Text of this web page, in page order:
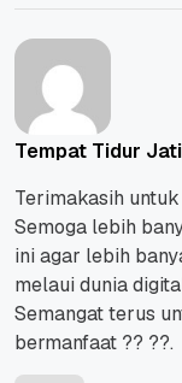
Tempat Tidur Jati
Terimakasih
Semoga lebih
ini agar lebih
melaui dunia
Semangat terus
bermanfaat ?? ??.